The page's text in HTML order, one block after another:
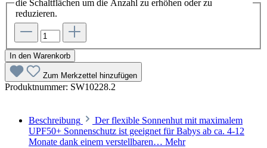
die Schaltflächen um die Anzahl zu erhöhen oder zu
reduzieren.
In den Warenkorb
Zum Merkzettel hinzufügen
Produktnummer: SW10228.2
Beschreibung
Der flexible Sonnenhut mit maximalem
UPF50+ Sonnenschutz ist geeignet für Babys ab ca. 4-12
Monate dank einem verstellbaren… Mehr